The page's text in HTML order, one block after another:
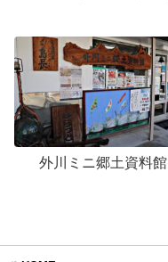
外川ミニ郷土資料館